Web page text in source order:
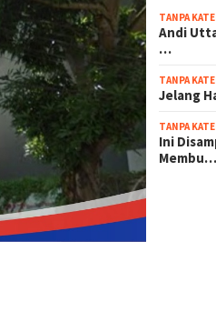
TANPA
Andi
…
TANPA
Jelang
TANPA
Ini
Membu…